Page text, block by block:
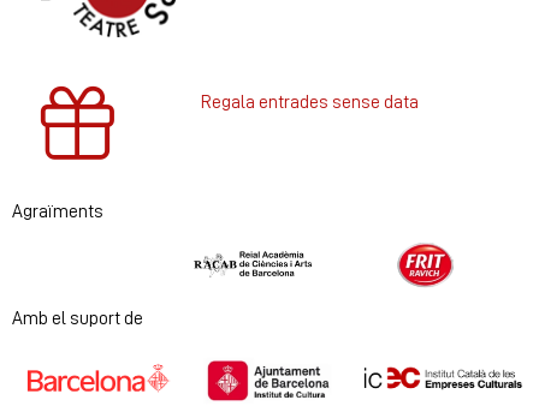
Regala entrades sense data
Agraïments
Diapositiva 1 de 2
Amb el suport de